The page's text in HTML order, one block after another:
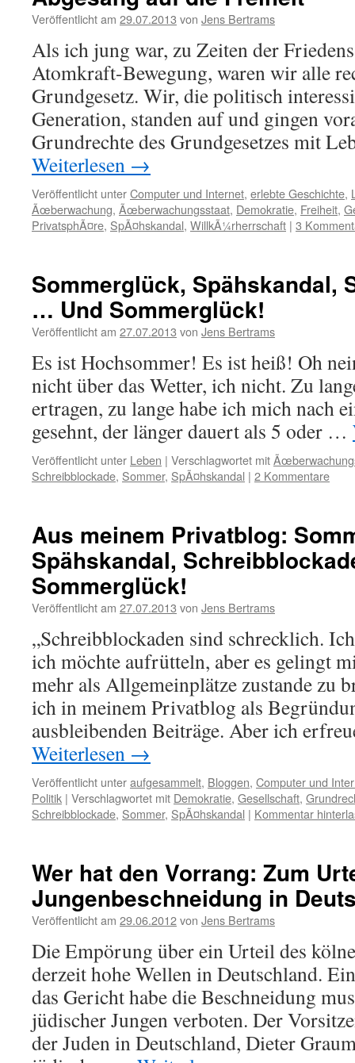
Veröffentlicht am 29.07.2013 von Jens Bertrams
Als ich jung war, zu Zeiten der
Atomkraft-Bewegung, waren wir alle
Grundgesetz. Wir, die politisch
Generation, standen auf und gingen
Grundrechte des Grundgesetzes mit
Weiterlesen →
Veröffentlicht unterComputer und Internet, erlebte Geschichte,
Ãœberwachung, Ãœberwachungsstaat, Demokratie, Freiheit,
PrivatsphÃ¤re, SpÃ¤hskandal, WillkÃ¼rherrschaft | 3
Sommerglück, Spähskandal,
… Und Sommerglück!
Veröffentlicht am 27.07.2013 von Jens Bertrams
Es ist Hochsommer! Es ist heiß! Oh
nicht über das Wetter, ich nicht. Zu
ertragen, zu lange habe ich mich nach
gesehnt, der länger dauert als 5 oder …
Veröffentlicht unter Leben | Verschlagwortet mit
Schreibblockade, Sommer, SpÃ¤hskandal | 2 Kommentare
Aus meinem Privatblog:
Spähskandal,
Sommerglück!
Veröffentlicht am 27.07.2013 von Jens Bertrams
„Schreibblockaden sind schrecklich.
ich möchte aufrütteln, aber es gelingt
mehr als Allgemeinplätze zustande zu
ich in meinem Privatblog als
ausbleibenden Beiträge. Aber ich
Weiterlesen →
Veröffentlicht unteraufgesammelt, Bloggen, Computer und
Politik | Verschlagwortet mit Demokratie, Gesellschaft,
Schreibblockade, Sommer, SpÃ¤hskandal | Kommentar
Wer hat den Vorrang: Zum
Jungenbeschneidung in
Veröffentlicht am 29.06.2012von Jens Bertrams
Die Empörung über ein Urteil des
derzeit hohe Wellen in Deutschland.
das Gericht habe die Beschneidung
jüdischer Jungen verboten. Der
der Juden in Deutschland, Dieter